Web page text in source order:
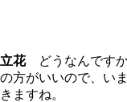
立花どうなんですか
の方がいいので、い
きますね。